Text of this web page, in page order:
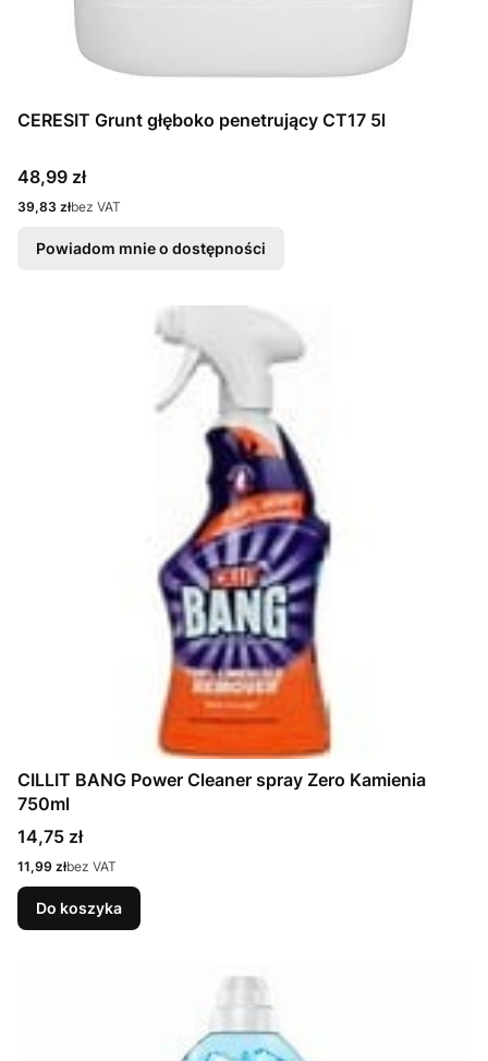
CERESIT Grunt głęboko penetrujący CT17 5l
Cena
48,99 zł
Cena
39,83 złbez VAT
Powiadom mnie o dostępności
CILLIT BANG Power Cleaner spray Zero Kamienia
750ml
Cena
14,75 zł
Cena
11,99 złbez VAT
Do koszyka